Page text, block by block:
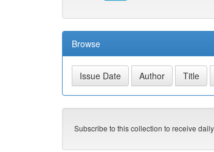
Browse
Subscribe to this collection to receive